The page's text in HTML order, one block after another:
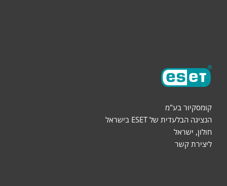
קומסקיור בע"מ
הנציגה הבלעדית של ESET בישראל
חולון, ישראל
ליצירת קשר